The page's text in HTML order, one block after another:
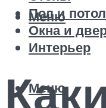
Пол и
Окна и
Интерьер
Меню
Меню